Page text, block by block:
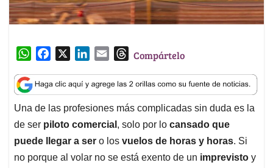
W
a
t
s
A
p
p
c
e
b
o
o
k
n
k
e
d
I
n
a
i
l
T
r
e
a
d
s
Compártelo
Una de las profesiones más complicadas sin duda es la
de ser piloto comercial , solo por lo cansado que
puede llegar a ser o los vuelos de horas y horas. Si
no porque al volar no se está exento de un imprevisto y